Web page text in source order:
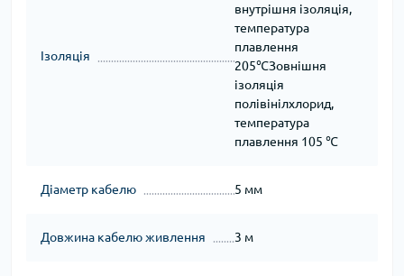
Ізоляція
внутрішня ізоляція,
температура
плавлення
205℃Зовнішня
ізоляція
полівінілхлорид,
температура
плавлення 105 ℃
Діаметр кабелю 5 мм
Довжина кабелю живлення 3 м